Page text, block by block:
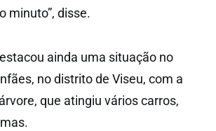
minuto”, disse.
ainda uma situação no
no distrito de Viseu, com a
que atingiu vários carros,